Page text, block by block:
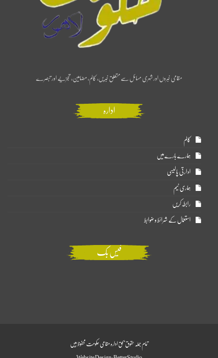
مقامی خبروں اور شہری مسائل سے متعلق خبریں، کالم، مضامین، تجزیے اور تبصرے
ادارہ
کالم
ہمارے بارے میں
ادارتی پالیسی
ہماری ٹیم
رابطہ کریں
استعمال کے شرائط و ضوابط
فیس بک
تمام جملہ حقوق بحق ادارہ مقامی حکومت محفوظ ہیں